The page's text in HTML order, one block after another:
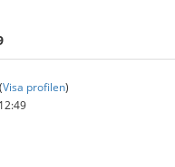
(Visa profilen)